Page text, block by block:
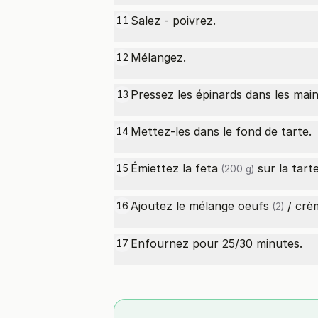
11 Salez - poivrez.
12 Mélangez.
13 Pressez les épinards dans les
14 Mettez-les dans le fond de tarte.
15 Émiettez la feta (200 g) sur la
16 Ajoutez le mélange oeufs (2) /
17 Enfournez pour 25/30 minutes.